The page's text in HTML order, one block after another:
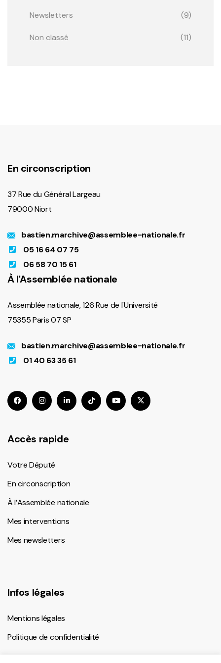
Newsletters (9)
Non classé (11)
En circonscription
37 Rue du Général Largeau
79000 Niort
bastien.marchive@assemblee-nationale.fr
05 16 64 07 75
06 58 70 15 61
À l'Assemblée nationale
Assemblée nationale, 126 Rue de l'Université
75355 Paris 07 SP
bastien.marchive@assemblee-nationale.fr
01 40 63 35 61
Accès rapide
Votre Député
En circonscription
À l’Assemblée nationale
Mes interventions
Mes newsletters
Infos légales
Mentions légales
Politique de confidentialité